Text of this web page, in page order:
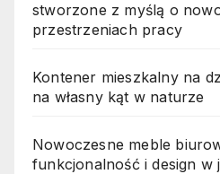
stworzone z myślą o
przestrzeniach pracy
Kontener mieszkalny na
na własny kąt w naturze
Nowoczesne meble
funkcjonalność i design w